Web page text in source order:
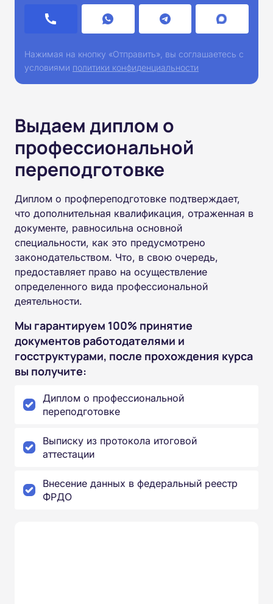
Нажимая на кнопку «Отправить», вы соглашаетесь с
условиями политики конфиденциальности
Выдаем диплом о
профессиональной
переподготовке
Диплом о профпереподготовке подтверждает,
что дополнительная квалификация, отраженная в
документе, равносильна основной
специальности, как это предусмотрено
законодательством. Что, в свою очередь,
предоставляет право на осуществление
определенного вида профессиональной
деятельности.
Мы гарантируем 100% принятие
документов работодателями и
госструктурами, после прохождения курса
вы получите:
Диплом о профессиональной
переподготовке
Выписку из протокола итоговой
аттестации
Внесение данных в федеральный реестр
ФРДО